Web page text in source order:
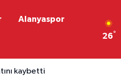
Alanyaspor
26°
kaybetti